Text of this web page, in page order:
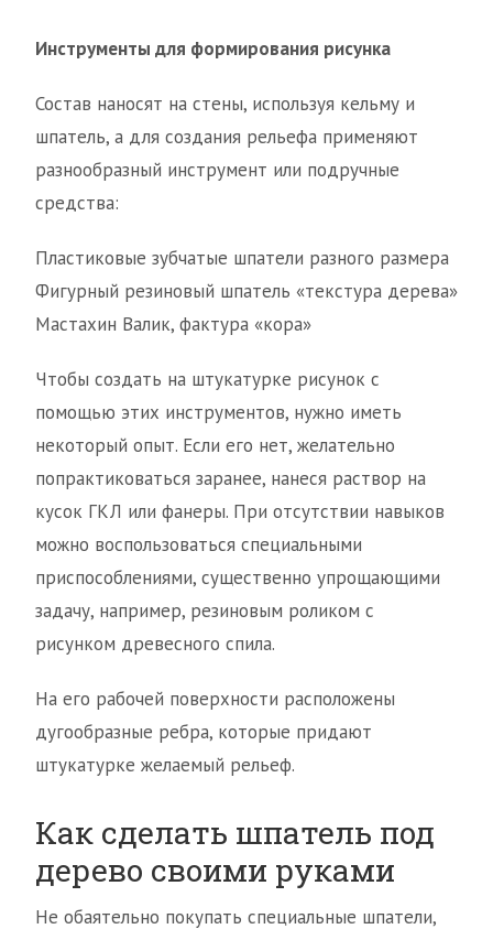
Инструменты для формирования рисунка
Состав наносят на стены, используя кельму и
шпатель, а для создания рельефа применяют
разнообразный инструмент или подручные
средства:
Пластиковые зубчатые шпатели разного размера
Фигурный резиновый шпатель «текстура дерева»
Мастахин Валик, фактура «кора»
Чтобы создать на штукатурке рисунок с
помощью этих инструментов, нужно иметь
некоторый опыт. Если его нет, желательно
попрактиковаться заранее, нанеся раствор на
кусок ГКЛ или фанеры. При отсутствии навыков
можно воспользоваться специальными
приспособлениями, существенно упрощающими
задачу, например, резиновым роликом с
рисунком древесного спила.
На его рабочей поверхности расположены
дугообразные ребра, которые придают
штукатурке желаемый рельеф.
Как сделать шпатель под
дерево своими руками
Не обаятельно покупать специальные шпатели,